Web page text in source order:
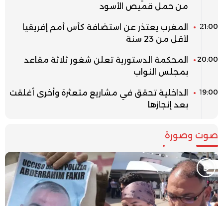
من حمل قميص الأسود
21:00
المغرب يعتذر عن استضافة كأس أمم إفريقيا
لأقل من 23 سنة
20:00
المحكمة الدستورية تعلن شغور ثلاثة مقاعد
بمجلس النواب
19:00
الداخلية تحقق في مشاريع متعثرة وأخرى أغلقت
بعد إنجازها
صوت وصورة